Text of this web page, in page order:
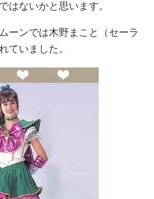
はないかと思います。
ーンでは木野まこと（セーラ
ていました。